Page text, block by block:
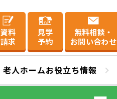
資料
請求
見学
予約
無料相談・
お問い合わせ
老人ホームお役立ち情報